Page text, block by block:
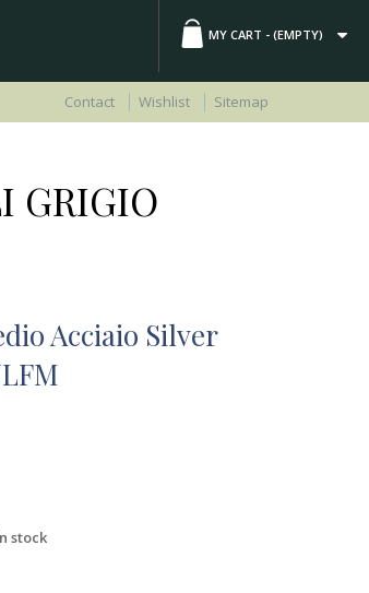
MY CART - (EMPTY)
Contact Wishlist Sitemap
GRIGIO
Acciaio Silver
stock